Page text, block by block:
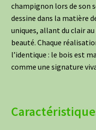
champignon lors de son
dessine dans la matière
uniques, allant du clair
beauté. Chaque
l’identique : le bois est
comme une signature